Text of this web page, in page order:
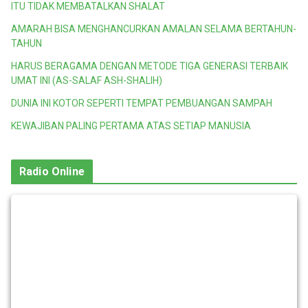
ITU TIDAK MEMBATALKAN SHALAT
AMARAH BISA MENGHANCURKAN AMALAN SELAMA BERTAHUN-
TAHUN
HARUS BERAGAMA DENGAN METODE TIGA GENERASI TERBAIK
UMAT INI (AS-SALAF ASH-SHALIH)
DUNIA INI KOTOR SEPERTI TEMPAT PEMBUANGAN SAMPAH
KEWAJIBAN PALING PERTAMA ATAS SETIAP MANUSIA
Radio Online